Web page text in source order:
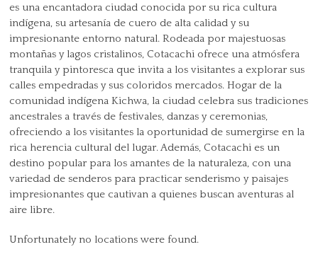
es una encantadora ciudad conocida por su rica cultura
indígena, su artesanía de cuero de alta calidad y su
impresionante entorno natural. Rodeada por majestuosas
montañas y lagos cristalinos, Cotacachi ofrece una atmósfera
tranquila y pintoresca que invita a los visitantes a explorar sus
calles empedradas y sus coloridos mercados. Hogar de la
comunidad indígena Kichwa, la ciudad celebra sus tradiciones
ancestrales a través de festivales, danzas y ceremonias,
ofreciendo a los visitantes la oportunidad de sumergirse en la
rica herencia cultural del lugar. Además, Cotacachi es un
destino popular para los amantes de la naturaleza, con una
variedad de senderos para practicar senderismo y paisajes
impresionantes que cautivan a quienes buscan aventuras al
aire libre.
Unfortunately no locations were found.